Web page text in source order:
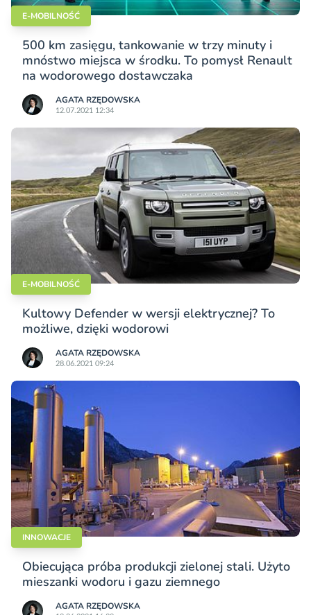
E-MOBILNOŚĆ
500 km zasięgu, tankowanie w trzy minuty i
mnóstwo miejsca w środku. To pomysł Renault
na wodorowego dostawczaka
AGATA RZĘDOWSKA
12.07.2021 12:34
E-MOBILNOŚĆ
Kultowy Defender w wersji elektrycznej? To
możliwe, dzięki wodorowi
AGATA RZĘDOWSKA
28.06.2021 09:24
INNOWACJE
Obiecująca próba produkcji zielonej stali. Użyto
mieszanki wodoru i gazu ziemnego
AGATA RZĘDOWSKA